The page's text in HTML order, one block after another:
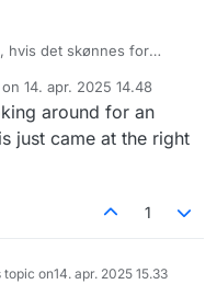
hvis det skønnes for
godt Farvel Big Tech-
Outlook- eller Gmail-
dem, og de er good
14. apr. 2025 14.48
af
around for an
just came at the right
1
topic on14. apr. 2025 15.33